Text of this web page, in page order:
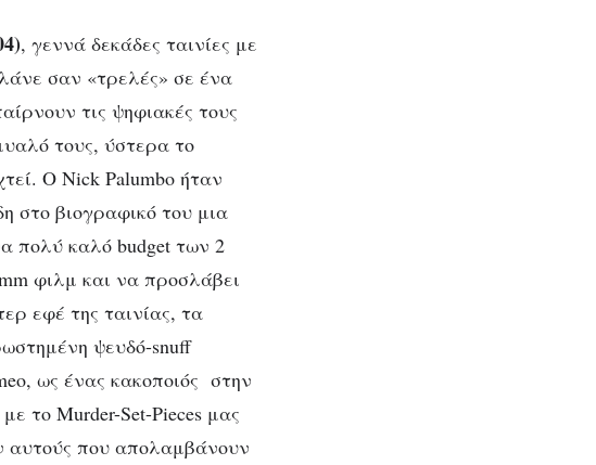
, γεννά δεκάδες ταινίες με
σαν «τρελές» σε ένα
τις ψηφιακές τους
τους, ύστερα το
Ο Nick Palumbo ήταν
στο βιογραφικό του μια
πολύ καλό budget των 2
φιλμ και να προσλάβει
εφέ της ταινίας, τα
ψευδό-snuff
ως ένας κακοποιός στην
το Murder-Set-Pieces μας
αυτούς που απολαμβάνουν